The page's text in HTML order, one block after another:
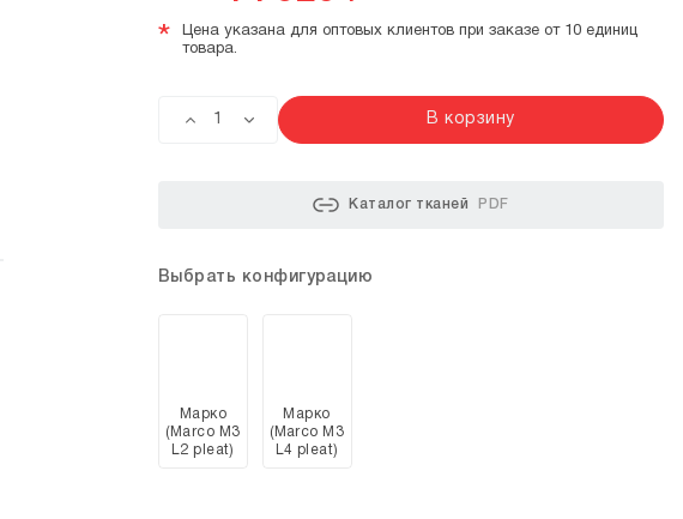
*
Цена указана для оптовых клиентов при заказе от 10 единиц
товара.
В корзину
Каталог тканей PDF
Выбрать конфигурацию
Марко
(Marco M3
L2 pleat)
Марко
(Marco M3
L4 pleat)